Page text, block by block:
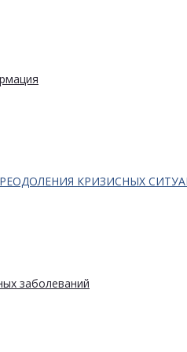
КРИЗИСНЫХ
заболеваний